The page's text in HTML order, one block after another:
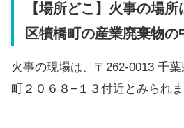
【場所どこ】火事の場所
区犢橋町の産業廃棄物の
火事の現場は、〒262-0013 千
町２０６８−１３付近とみられま